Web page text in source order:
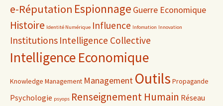
e-Réputation Espionnage Guerre Economique
Histoire Identité Numérique Influence Infomation Innovation
Institutions Intelligence Collective
Intelligence Economique
Knowledge Management Management Outils Propagande
Psychologie psyops Renseignement Humain Réseau